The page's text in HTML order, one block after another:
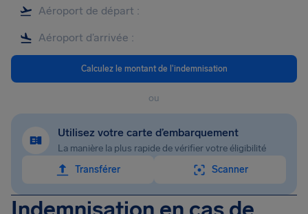
Calculez le montant de l'indemnisation
ou
Utilisez votre carte d’embarquement
La manière la plus rapide de vérifier votre éligibilité
Transférer
Scanner